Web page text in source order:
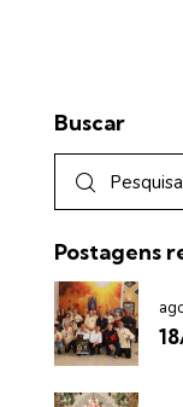
Buscar
Postagens